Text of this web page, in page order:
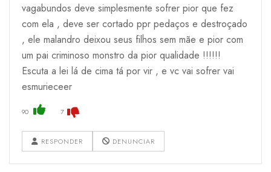
vagabundos deve simplesmente sofrer pior que fez
com ela , deve ser cortado ppr pedaços e destroçado
, ele malandro deixou seus filhos sem mãe e pior com
um pai criminoso monstro da pior qualidade !!!!!!
Escuta a lei lá de cima tá por vir , e vc vai sofrer vai
esmurieceer
90 7
RESPONDER DENUNCIAR